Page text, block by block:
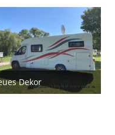
Dekor
14. Mai 2025